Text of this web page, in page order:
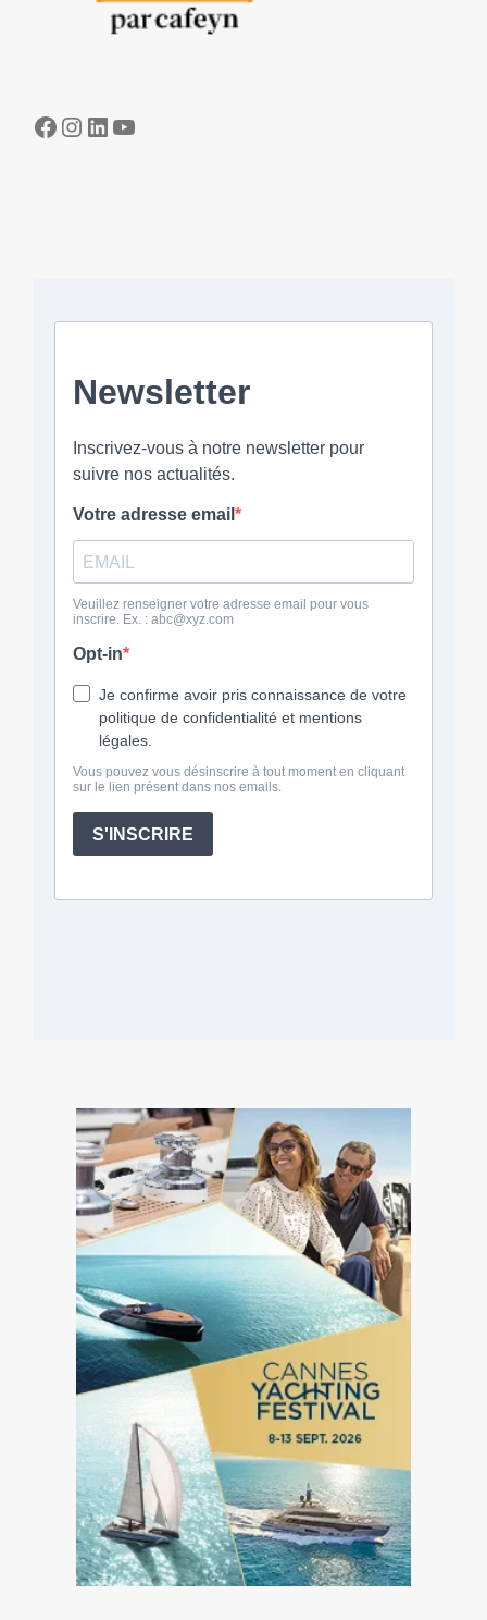
Facebook
Instagram
LinkedIn
YouTube